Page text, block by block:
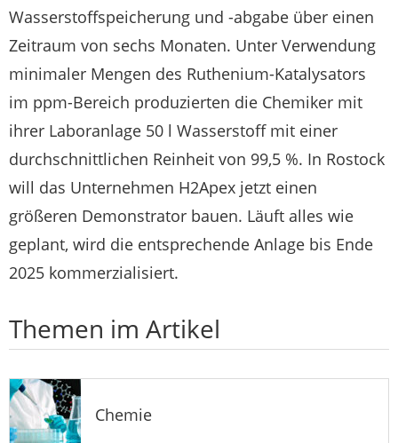
Wasserstoffspeicherung und -abgabe über einen
Zeitraum von sechs Monaten. Unter Verwendung
minimaler Mengen des Ruthenium-Katalysators
im ppm-Bereich produzierten die Chemiker mit
ihrer Laboranlage 50 l Wasserstoff mit einer
durchschnittlichen Reinheit von 99,5 %. In Rostock
will das Unternehmen H2Apex jetzt einen
größeren Demonstrator bauen. Läuft alles wie
geplant, wird die entsprechende Anlage bis Ende
2025 kommerzialisiert.
Themen im Artikel
Chemie